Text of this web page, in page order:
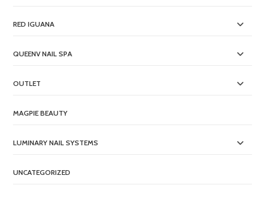
RED IGUANA
QUEENV NAIL SPA
OUTLET
MAGPIE BEAUTY
LUMINARY NAIL SYSTEMS
UNCATEGORIZED